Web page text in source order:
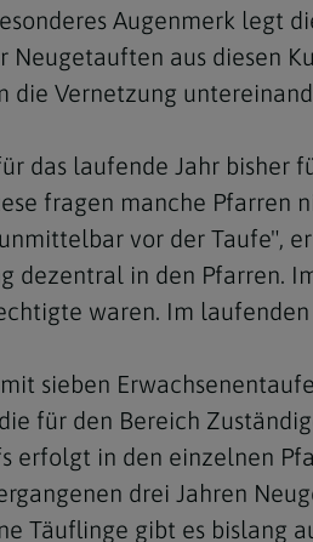
Augenmerk legt
Neugetauften aus diesen
die Vernetzung
das laufende Jahr
fragen manche
vor der Taufe",
dezentral in den Pfarren.
waren. Im
sieben
für den Bereich
erfolgt in den einzelnen
drei Jahren
Täuflinge gibt es bislang